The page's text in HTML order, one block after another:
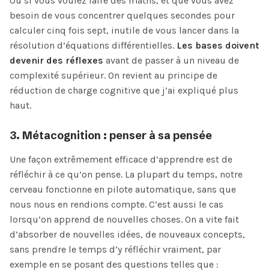
besoin de vous concentrer quelques secondes pour
calculer cinq fois sept, inutile de vous lancer dans la
résolution d’équations différentielles. Les bases doivent
devenir des réflexes avant de passer à un niveau de
complexité supérieur. On revient au principe de
réduction de charge cognitive que j’ai expliqué plus
haut.
3. Métacognition : penser à sa pensée
Une façon extrêmement efficace d’apprendre est de
réfléchir à ce qu’on pense. La plupart du temps, notre
cerveau fonctionne en pilote automatique, sans que
nous nous en rendions compte. C’est aussi le cas
lorsqu’on apprend de nouvelles choses. On a vite fait
d’absorber de nouvelles idées, de nouveaux concepts,
sans prendre le temps d’y réfléchir vraiment, par
exemple en se posant des questions telles que :